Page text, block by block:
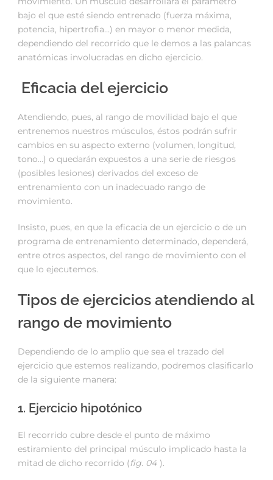
bajo el que esté siendo entrenado (fuerza máxima,
potencia, hipertrofia…) en mayor o menor medida,
dependiendo del recorrido que le demos a las palancas
anatómicas involucradas en dicho ejercicio.
Eficacia del ejercicio
Atendiendo, pues, al rango de movilidad bajo el que
entrenemos nuestros músculos, éstos podrán sufrir
cambios en su aspecto externo (volumen, longitud,
tono…) o quedarán expuestos a una serie de riesgos
(posibles lesiones) derivados del exceso de
entrenamiento con un inadecuado rango de
movimiento.
Insisto, pues, en que la eficacia de un ejercicio o de un
programa de entrenamiento determinado, dependerá,
entre otros aspectos, del rango de movimiento con el
que lo ejecutemos.
Tipos de ejercicios atendiendo al
rango de movimiento
Dependiendo de lo amplio que sea el trazado del
ejercicio que estemos realizando, podremos clasificarlo
de la siguiente manera:
1. Ejercicio hipotónico
El recorrido cubre desde el punto de máximo
estiramiento del principal músculo implicado hasta la
mitad de dicho recorrido (fig. 04 ).